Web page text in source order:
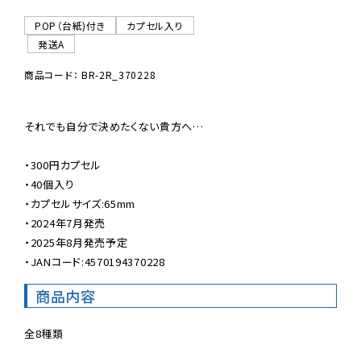
POP（台紙)付き
カプセル入り
発送A
商品コード： BR-2R_370228
それでも自分で決めたくない貴方へ…
・300円カプセル
・40個入り
・カプセルサイズ:65mm
・2024年7月発売
・2025年8月発売予定
・JANコード:4570194370228
商品内容
全8種類